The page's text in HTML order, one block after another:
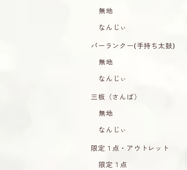
無地
なんじぃ
パーランクー(手持ち太鼓)
無地
なんじぃ
三板（さんば）
無地
なんじぃ
限定１点・アウトレット
限定１点